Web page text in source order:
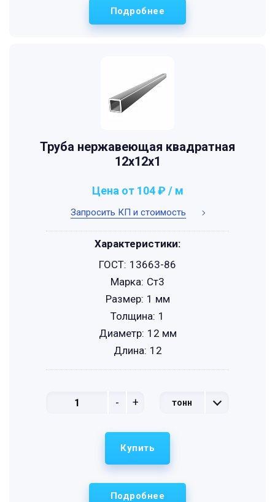
Подробнее
Труба нержавеющая квадратная
12х12х1
Запросить КП и стоимость
Цена от 104 ₽ / м
- + тонн
Характеристики:
ГОСТ: 13663-86
Марка: Ст3
Размер: 1 мм
Толщина: 1
Диаметр: 12 мм
Длина: 12
Подробнее
Купить